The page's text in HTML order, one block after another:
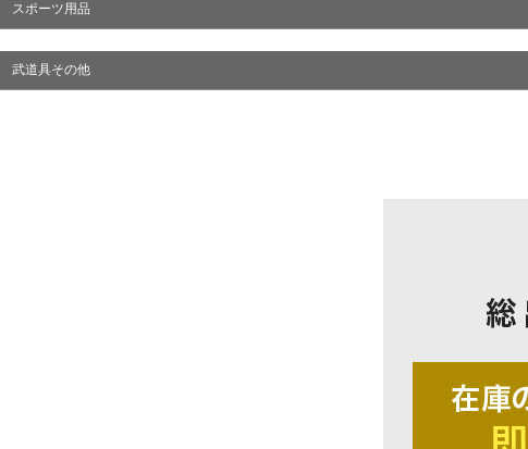
スポーツ用品
武道具その他